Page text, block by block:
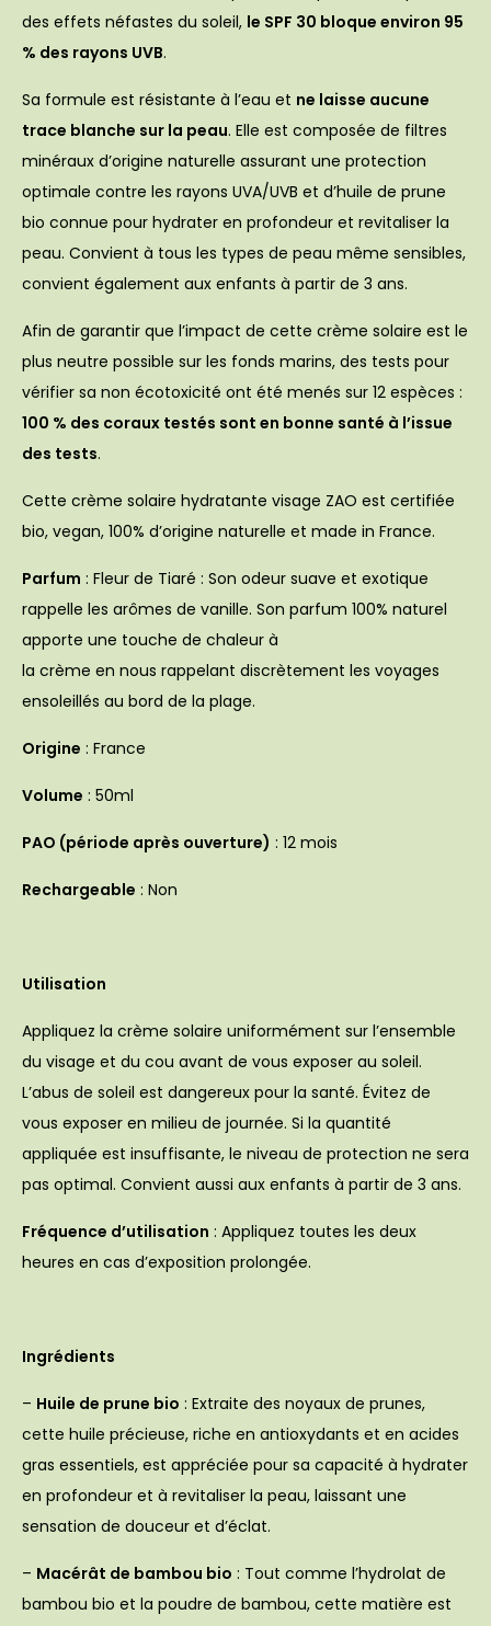
des effets néfastes du soleil, le SPF 30 bloque environ 95
% des rayons UVB.
Sa formule est résistante à l’eau et ne laisse aucune
trace blanche sur la peau. Elle est composée de filtres
minéraux d’origine naturelle assurant une protection
optimale contre les rayons UVA/UVB et d’huile de prune
bio connue pour hydrater en profondeur et revitaliser la
peau. Convient à tous les types de peau même sensibles,
convient également aux enfants à partir de 3 ans.
Afin de garantir que l’impact de cette crème solaire est le
plus neutre possible sur les fonds marins, des tests pour
vérifier sa non écotoxicité ont été menés sur 12 espèces :
100 % des coraux testés sont en bonne santé à l’issue
des tests.
Cette crème solaire hydratante visage ZAO est certifiée
bio, vegan, 100% d’origine naturelle et made in France.
Parfum : Fleur de Tiaré : Son odeur suave et exotique
rappelle les arômes de vanille. Son parfum 100% naturel
apporte une touche de chaleur à
la crème en nous rappelant discrètement les voyages
ensoleillés au bord de la plage.
Origine : France
Volume : 50ml
PAO (période après ouverture) : 12 mois
Rechargeable : Non
Utilisation
Appliquez la crème solaire uniformément sur l’ensemble
du visage et du cou avant de vous exposer au soleil.
L’abus de soleil est dangereux pour la santé. Évitez de
vous exposer en milieu de journée. Si la quantité
appliquée est insuffisante, le niveau de protection ne sera
pas optimal. Convient aussi aux enfants à partir de 3 ans.
Fréquence d’utilisation : Appliquez toutes les deux
heures en cas d’exposition prolongée.
Ingrédients
– Huile de prune bio : Extraite des noyaux de prunes,
cette huile précieuse, riche en antioxydants et en acides
gras essentiels, est appréciée pour sa capacité à hydrater
en profondeur et à revitaliser la peau, laissant une
sensation de douceur et d’éclat.
– Macérât de bambou bio : Tout comme l’hydrolat de
bambou bio et la poudre de bambou, cette matière est